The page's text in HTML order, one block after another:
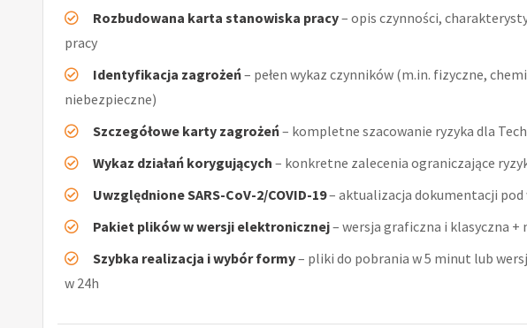
Rozbudowana karta stanowiska pracy– opis czynności,
pracy
Identyfikacja zagrożeń– pełen wykaz czynników (m.in. fizyczne,
niebezpieczne)
Szczegółowe karty zagrożeń– kompletne szacowanie ryzyka dla
Wykaz działań korygujących – konkretne zalecenia ograniczające
Uwzględnione SARS-CoV-2/COVID-19– aktualizacja dokumentacji
Pakiet plików w wersji elektronicznej– wersja graficzna i klasyczna +
Szybka realizacja i wybór formy– pliki do pobrania w 5 minut lub
w 24h